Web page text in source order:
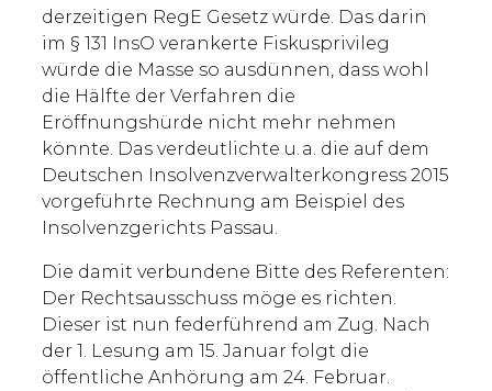
derzeitigen RegE Gesetz würde. Das darin
im § 131 InsO verankerte Fiskusprivileg
würde die Masse so ausdünnen, dass wohl
die Hälfte der Verfahren die
Eröffnungshürde nicht mehr nehmen
könnte. Das verdeutlichte u. a. die auf dem
Deutschen Insolvenzverwalterkongress 2015
vorgeführte Rechnung am Beispiel des
Insolvenzgerichts Passau.
Die damit verbundene Bitte des Referenten:
Der Rechtsausschuss möge es richten.
Dieser ist nun federführend am Zug. Nach
der 1. Lesung am 15. Januar folgt die
öffentliche Anhörung am 24. Februar.